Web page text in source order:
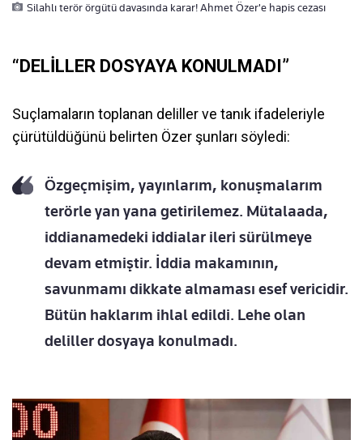
Silahlı terör örgütü davasında karar! Ahmet Özer'e hapis cezası
“DELİLLER DOSYAYA KONULMADI”
Suçlamaların toplanan deliller ve tanık ifadeleriyle
çürütüldüğünü belirten Özer şunları söyledi:
Özgeçmişim, yayınlarım, konuşmalarım
terörle yan yana getirilemez. Mütalaada,
iddianamedeki iddialar ileri sürülmeye
devam etmiştir. İddia makamının,
savunmamı dikkate almaması esef vericidir.
Bütün haklarım ihlal edildi. Lehe olan
deliller dosyaya konulmadı.